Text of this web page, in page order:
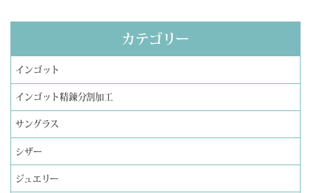
カテゴリー
インゴット
インゴット精錬分割加工
サングラス
シザー
ジュエリー